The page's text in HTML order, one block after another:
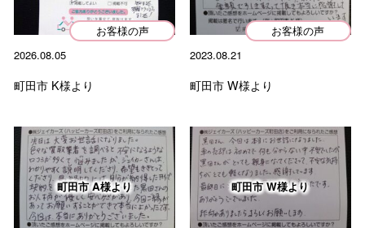
お客様の声
2026.08.05
町田市 K様より
お客様の声
2023.08.21
町田市 W様より
町田市 A様より 町田市 W様より
2026.07.05
町田市 I様より
査定から売却までスムーズで、対応もとても丁寧でした。
す。ありがと…
カテゴリー